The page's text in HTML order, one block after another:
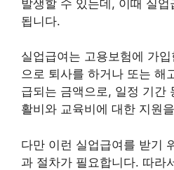
발생할 수 있는데, 이때 실업
됩니다.
실업급여는 고용보험에 가
으로 퇴사를 하거나 또는 해
급되는 금액으로, 일정 기간
활비와 교육비에 대한 지원
다만 이런 실업급여를 받기
과 절차가 필요합니다. 따라